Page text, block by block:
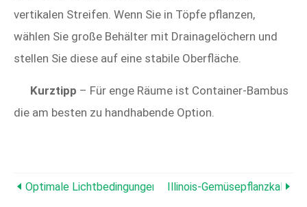
vertikalen Streifen. Wenn Sie in Töpfe pflanzen,
wählen Sie große Behälter mit Drainagelöchern und
stellen Sie diese auf eine stabile Oberfläche.
Kurztipp – Für enge Räume ist Container-Bambus
die am besten zu handhabende Option.
Optimale Lichtbedingungen Für Zitronenmelisse:Ein
Illinois-